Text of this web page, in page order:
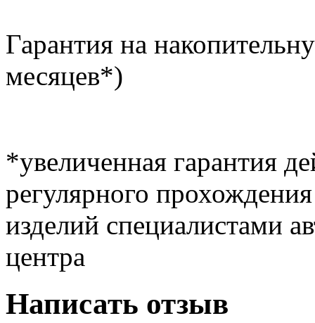
Гарантия на
месяцев*)
*увеличенная гарантия
регулярного
изделий специалистами
центра
Написать отзыв